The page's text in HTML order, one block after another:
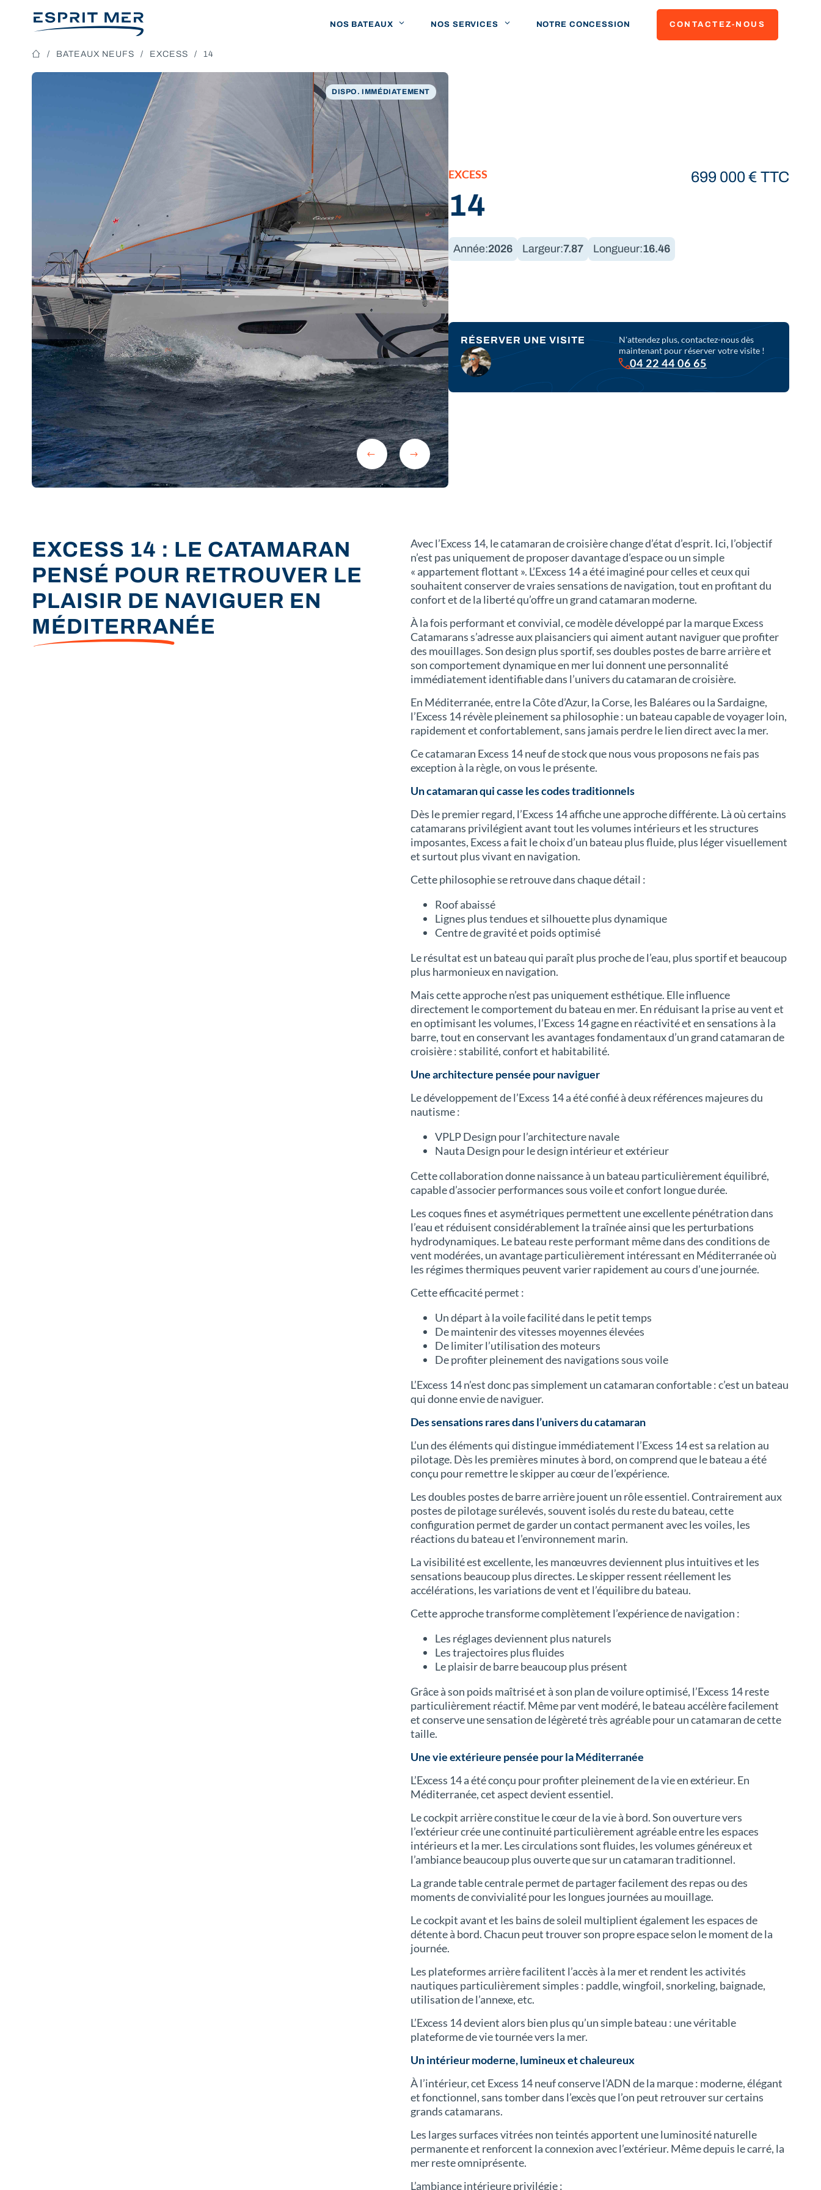
NOS BATEAUX NOS SERVICES NOTRE CONCESSION CONTACTEZ-NOUS
BATEAUX NEUFS EXCESS 14
DISPO. IMMÉDIATEMENT
PRÉCÉDENTSUIVANT
EXCESS 699 000 € TTC
14
Année:2026 Largeur:7.87 Longueur:16.46
RÉSERVER UNE VISITE
N'attendez plus, contactez-nous dès
maintenant pour réserver votre visite !
04 22 44 06 65
EXCESS 14 : LE CATAMARAN
PENSÉ POUR RETROUVER LE
PLAISIR DE NAVIGUER EN
MÉDITERRANÉE
Avec l’Excess 14, le catamaran de croisière change d’état d’esprit. Ici, l’objectif
n’est pas uniquement de proposer davantage d’espace ou un simple
« appartement flottant ». L’Excess 14 a été imaginé pour celles et ceux qui
souhaitent conserver de vraies sensations de navigation, tout en profitant du
confort et de la liberté qu’offre un grand catamaran moderne.
À la fois performant et convivial, ce modèle développé par la marque Excess
Catamarans s’adresse aux plaisanciers qui aiment autant naviguer que profiter
des mouillages. Son design plus sportif, ses doubles postes de barre arrière et
son comportement dynamique en mer lui donnent une personnalité
immédiatement identifiable dans l’univers du catamaran de croisière.
En Méditerranée, entre la Côte d’Azur, la Corse, les Baléares ou la Sardaigne,
l’Excess 14 révèle pleinement sa philosophie : un bateau capable de voyager loin,
rapidement et confortablement, sans jamais perdre le lien direct avec la mer.
Ce catamaran Excess 14 neuf de stock que nous vous proposons ne fais pas
exception à la règle, on vous le présente.
Un catamaran qui casse les codes traditionnels
Dès le premier regard, l’Excess 14 affiche une approche différente. Là où certains
catamarans privilégient avant tout les volumes intérieurs et les structures
imposantes, Excess a fait le choix d’un bateau plus fluide, plus léger visuellement
et surtout plus vivant en navigation.
Cette philosophie se retrouve dans chaque détail :
Roof abaissé
Lignes plus tendues et silhouette plus dynamique
Centre de gravité et poids optimisé
Le résultat est un bateau qui paraît plus proche de l’eau, plus sportif et beaucoup
plus harmonieux en navigation.
Mais cette approche n’est pas uniquement esthétique. Elle influence
directement le comportement du bateau en mer. En réduisant la prise au vent et
en optimisant les volumes, l’Excess 14 gagne en réactivité et en sensations à la
barre, tout en conservant les avantages fondamentaux d’un grand catamaran de
croisière : stabilité, confort et habitabilité.
Une architecture pensée pour naviguer
Le développement de l’Excess 14 a été confié à deux références majeures du
nautisme :
VPLP Design pour l’architecture navale
Nauta Design pour le design intérieur et extérieur
Cette collaboration donne naissance à un bateau particulièrement équilibré,
capable d’associer performances sous voile et confort longue durée.
Les coques fines et asymétriques permettent une excellente pénétration dans
l’eau et réduisent considérablement la traînée ainsi que les perturbations
hydrodynamiques. Le bateau reste performant même dans des conditions de
vent modérées, un avantage particulièrement intéressant en Méditerranée où
les régimes thermiques peuvent varier rapidement au cours d’une journée.
Cette efficacité permet :
Un départ à la voile facilité dans le petit temps
De maintenir des vitesses moyennes élevées
De limiter l’utilisation des moteurs
De profiter pleinement des navigations sous voile
L’Excess 14 n’est donc pas simplement un catamaran confortable : c’est un bateau
qui donne envie de naviguer.
Des sensations rares dans l’univers du catamaran
L’un des éléments qui distingue immédiatement l’Excess 14 est sa relation au
pilotage. Dès les premières minutes à bord, on comprend que le bateau a été
conçu pour remettre le skipper au cœur de l’expérience.
Les doubles postes de barre arrière jouent un rôle essentiel. Contrairement aux
postes de pilotage surélevés, souvent isolés du reste du bateau, cette
configuration permet de garder un contact permanent avec les voiles, les
réactions du bateau et l’environnement marin.
La visibilité est excellente, les manœuvres deviennent plus intuitives et les
sensations beaucoup plus directes. Le skipper ressent réellement les
accélérations, les variations de vent et l’équilibre du bateau.
Cette approche transforme complètement l’expérience de navigation :
Les réglages deviennent plus naturels
Les trajectoires plus fluides
Le plaisir de barre beaucoup plus présent
Grâce à son poids maîtrisé et à son plan de voilure optimisé, l’Excess 14 reste
particulièrement réactif. Même par vent modéré, le bateau accélère facilement
et conserve une sensation de légèreté très agréable pour un catamaran de cette
taille.
Une vie extérieure pensée pour la Méditerranée
L’Excess 14 a été conçu pour profiter pleinement de la vie en extérieur. En
Méditerranée, cet aspect devient essentiel.
Le cockpit arrière constitue le cœur de la vie à bord. Son ouverture vers
l’extérieur crée une continuité particulièrement agréable entre les espaces
intérieurs et la mer. Les circulations sont fluides, les volumes généreux et
l’ambiance beaucoup plus ouverte que sur un catamaran traditionnel.
La grande table centrale permet de partager facilement des repas ou des
moments de convivialité pour les longues journées au mouillage.
Le cockpit avant et les bains de soleil multiplient également les espaces de
détente à bord. Chacun peut trouver son propre espace selon le moment de la
journée.
Les plateformes arrière facilitent l’accès à la mer et rendent les activités
nautiques particulièrement simples : paddle, wingfoil, snorkeling, baignade,
utilisation de l’annexe, etc.
L’Excess 14 devient alors bien plus qu’un simple bateau : une véritable
plateforme de vie tournée vers la mer.
Un intérieur moderne, lumineux et chaleureux
À l’intérieur, cet Excess 14 neuf conserve l’ADN de la marque : moderne, élégant
et fonctionnel, sans tomber dans l’excès que l’on peut retrouver sur certains
grands catamarans.
Les larges surfaces vitrées non teintés apportent une luminosité naturelle
permanente et renforcent la connexion avec l’extérieur. Même depuis le carré, la
mer reste omniprésente.
L’ambiance intérieure privilégie :